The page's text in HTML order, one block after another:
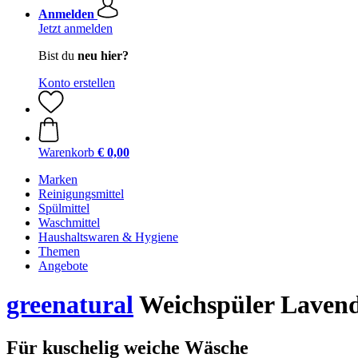
Anmelden
Jetzt anmelden
Bist du neu hier?
Konto erstellen
Warenkorb € 0,00
Marken
Reinigungsmittel
Spülmittel
Waschmittel
Haushaltswaren & Hygiene
Themen
Angebote
greenaturalWeichspüler
Für kuschelig weiche Wäsche